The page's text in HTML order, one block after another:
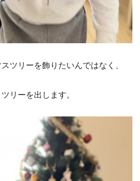
ツリーを飾りたいんではなく、
リーを出します。